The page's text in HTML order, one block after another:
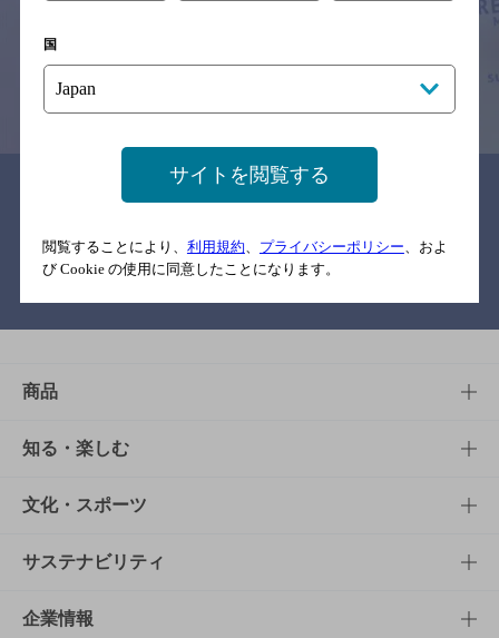
関連リンク
商品
商品TOP
商品一覧
商品発売情報
栄養成分一覧
知る・楽しむ
知る・楽しむTOP
キャンペーン
工場見学
文化・スポーツ
文化・スポーツTOP
サントリーホール
サステナビリティ
サステナビリティTOP
企業情報
国
サイトを閲覧する
閲覧することにより、 利用規約、 プライバシーポリシー、およ
び Cookie の使用に同意したことになります。